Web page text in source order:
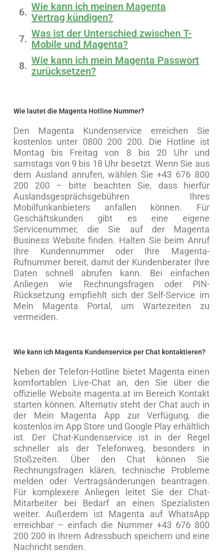
Wie kann ich meinen Magenta
Vertrag kündigen?
Was ist der Unterschied zwischen T-
Mobile und Magenta?
Wie kann ich mein Magenta Passwort
zurücksetzen?
Wie lautet die Magenta Hotline Nummer?
Den Magenta Kundenservice erreichen Sie
kostenlos unter 0800 200 200. Die Hotline ist
Montag bis Freitag von 8 bis 20 Uhr und
samstags von 9 bis 18 Uhr besetzt. Wenn Sie aus
dem Ausland anrufen, wählen Sie +43 676 800
200 200 – bitte beachten Sie, dass hierfür
Auslandsgesprächsgebühren Ihres
Mobilfunkanbieters anfallen können. Für
Geschäftskunden gibt es eine eigene
Servicenummer, die Sie auf der Magenta
Business Website finden. Halten Sie beim Anruf
Ihre Kundennummer oder Ihre Magenta-
Rufnummer bereit, damit der Kundenberater Ihre
Daten schnell abrufen kann. Bei einfachen
Anliegen wie Rechnungsfragen oder PIN-
Rücksetzung empfiehlt sich der Self-Service im
Mein Magenta Portal, um Wartezeiten zu
vermeiden.
Wie kann ich Magenta Kundenservice per Chat kontaktieren?
Neben der Telefon-Hotline bietet Magenta einen
komfortablen Live-Chat an, den Sie über die
offizielle Website magenta.at im Bereich Kontakt
starten können. Alternativ steht der Chat auch in
der Mein Magenta App zur Verfügung, die
kostenlos im App Store und Google Play erhältlich
ist. Der Chat-Kundenservice ist in der Regel
schneller als der Telefonweg, besonders in
Stoßzeiten. Über den Chat können Sie
Rechnungsfragen klären, technische Probleme
melden oder Vertragsänderungen beantragen.
Für komplexere Anliegen leitet Sie der Chat-
Mitarbeiter bei Bedarf an einen Spezialisten
weiter. Außerdem ist Magenta auf WhatsApp
erreichbar – einfach die Nummer +43 676 800
200 200 in Ihrem Adressbuch speichern und eine
Nachricht senden.